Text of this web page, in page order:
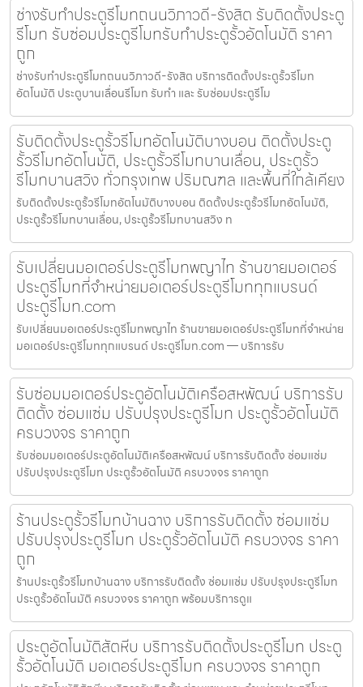
ช่างรับทำประตูรีโมทถนนวิภาวดี-รังสิต รับติดตั้งประตู
รีโมท รับซ่อมประตูรีโมทรับทำประตูรั้วอัตโนมัติ ราคา
ถูก
ช่างรับทำประตูรีโมทถนนวิภาวดี-รังสิต บริการติดตั้งประตูรั้วรีโมท
อัตโนมัติ ประตูบานเลื่อนรีโมท รับทำ และ รับซ่อมประตูรีโม
รับติดตั้งประตูรั้วรีโมทอัตโนมัติบางบอน ติดตั้งประตู
รั้วรีโมทอัตโนมัติ, ประตูรั้วรีโมทบานเลื่อน, ประตูรั้ว
รีโมทบานสวิง ทั่วกรุงเทพ ปริมณฑล และพื้นที่ใกล้เคียง
รับติดตั้งประตูรั้วรีโมทอัตโนมัติบางบอน ติดตั้งประตูรั้วรีโมทอัตโนมัติ,
ประตูรั้วรีโมทบานเลื่อน, ประตูรั้วรีโมทบานสวิง ท
รับเปลี่ยนมอเตอร์ประตูรีโมทพญาไท ร้านขายมอเตอร์
ประตูรีโมทที่จำหน่ายมอเตอร์ประตูรีโมททุกแบรนด์
ประตูรีโมท.com
รับเปลี่ยนมอเตอร์ประตูรีโมทพญาไท ร้านขายมอเตอร์ประตูรีโมทที่จำหน่าย
มอเตอร์ประตูรีโมททุกแบรนด์ ประตูรีโมท.com — บริการรับ
รับซ่อมมอเตอร์ประตูอัตโนมัติเครือสหพัฒน์ บริการรับ
ติดตั้ง ซ่อมแซ่ม ปรับปรุงประตูรีโมท ประตูรั้วอัตโนมัติ
ครบวงจร ราคาถูก
รับซ่อมมอเตอร์ประตูอัตโนมัติเครือสหพัฒน์ บริการรับติดตั้ง ซ่อมแซ่ม
ปรับปรุงประตูรีโมท ประตูรั้วอัตโนมัติ ครบวงจร ราคาถูก
ร้านประตูรั้วรีโมทบ้านฉาง บริการรับติดตั้ง ซ่อมแซ่ม
ปรับปรุงประตูรีโมท ประตูรั้วอัตโนมัติ ครบวงจร ราคา
ถูก
ร้านประตูรั้วรีโมทบ้านฉาง บริการรับติดตั้ง ซ่อมแซ่ม ปรับปรุงประตูรีโมท
ประตูรั้วอัตโนมัติ ครบวงจร ราคาถูก พร้อมบริการดูแ
ประตูอัตโนมัติสัตหีบ บริการรับติดตั้งประตูรีโมท ประตู
รั้วอัตโนมัติ มอเตอร์ประตูรีโมท ครบวงจร ราคาถูก